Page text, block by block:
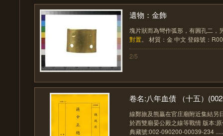
遺物：金飾
塊片狀而為彎作弧形，有圓孔二，
對置。 材質：金 中文 登錄號：
2/5
卷名:八年血債 （十五）
線鄭旅及熊贏在官庄廟附近集結另
於西雙廟晏公殿之線等戰情 版本:
典藏號:002-090200-00039-234 .....